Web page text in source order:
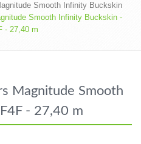
Smooth Infinity Buckskin
Smooth Infinity Buckskin -
- 27,40 m
Magnitude Smooth
- 27,40 m